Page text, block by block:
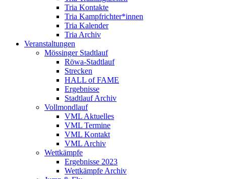
Tria Kontakte
Tria Kampfrichter*innen
Tria Kalender
Tria Archiv
Veranstaltungen
Mössinger Stadtlauf
Röwa-Stadtlauf
Strecken
HALL of FAME
Ergebnisse
Stadtlauf Archiv
Vollmondlauf
VML Aktuelles
VML Termine
VML Kontakt
VML Archiv
Wettkämpfe
Ergebnisse 2023
Wettkämpfe Archiv